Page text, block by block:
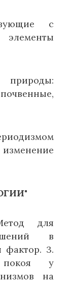
с
элементы
для
в
фактор. 3.
покоя у
на